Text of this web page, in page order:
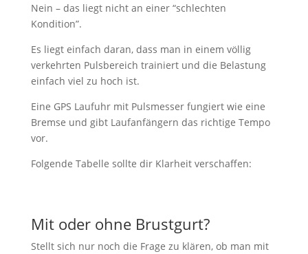
Nein – das liegt nicht an einer “schlechten
Kondition”.
Es liegt einfach daran, dass man in einem völlig
verkehrten Pulsbereich trainiert und die Belastung
einfach viel zu hoch ist.
Eine GPS Laufuhr mit Pulsmesser fungiert wie eine
Bremse und gibt Laufanfängern das richtige Tempo
vor.
Folgende Tabelle sollte dir Klarheit verschaffen:
Mit oder ohne Brustgurt?
Stellt sich nur noch die Frage zu klären, ob man mit